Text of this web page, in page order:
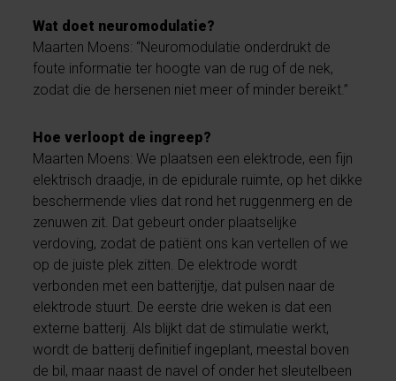
Wat doet neuromodulatie?
Maarten Moens: “Neuromodulatie onderdrukt de
foute informatie ter hoogte van de rug of de nek,
zodat die de hersenen niet meer of minder bereikt.”
Hoe verloopt de ingreep?
Maarten Moens: We plaatsen een elektrode, een fijn
elektrisch draadje, in de epidurale ruimte, op het dikke
beschermende vlies dat rond het ruggenmerg en de
zenuwen zit. Dat gebeurt onder plaatselijke
verdoving, zodat de patiënt ons kan vertellen of we
op de juiste plek zitten. De elektrode wordt
verbonden met een batterijtje, dat pulsen naar de
elektrode stuurt. De eerste drie weken is dat een
externe batterij. Als blijkt dat de stimulatie werkt,
wordt de batterij definitief ingeplant, meestal boven
de bil, maar naast de navel of onder het sleutelbeen